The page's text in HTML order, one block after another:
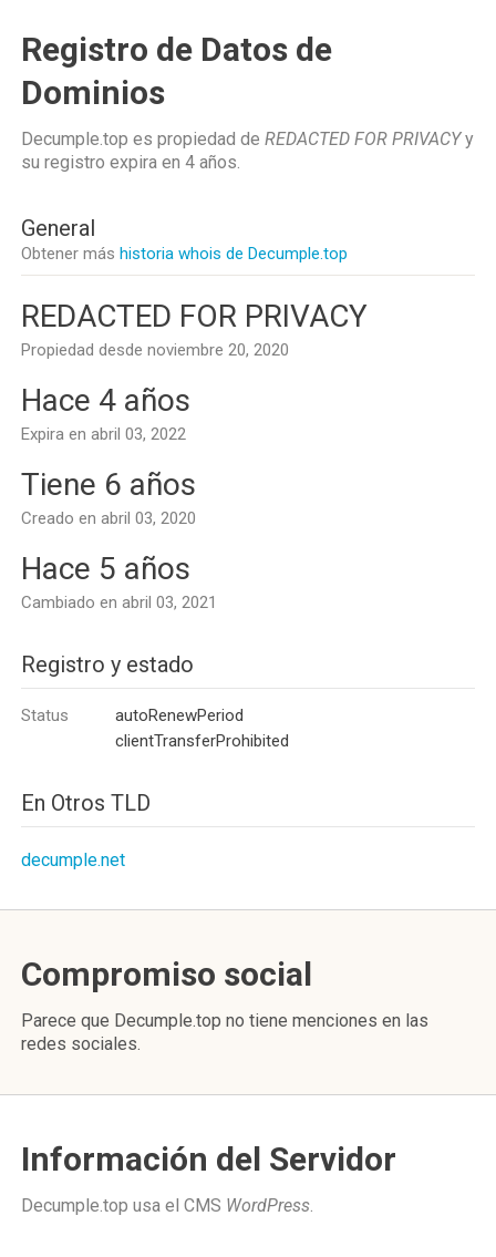
Registro de Datos de
Dominios
Decumple.top es propiedad de REDACTED FOR PRIVACYy
su registro expira en 4 años.
General
Obtener más historia whois de Decumple.top
REDACTED FOR PRIVACY
Propiedad desde noviembre 20, 2020
Hace 4 años
Expira en abril 03, 2022
Tiene 6 años
Creado en abril 03, 2020
Hace 5 años
Cambiado en abril 03, 2021
Registro y estado
Status
autoRenewPeriod
clientTransferProhibited
En Otros TLD
decumple.net
Compromiso social
Parece que Decumple.top no tiene menciones en las
redes sociales.
Información del Servidor
Decumple.top usa el CMS WordPress.